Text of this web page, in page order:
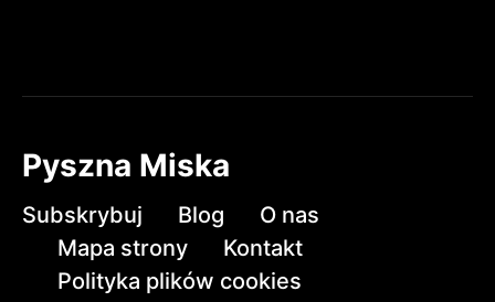
Pyszna Miska
Subskrybuj Blog
O nas
Mapa strony
Kontakt
Polityka plików cookies